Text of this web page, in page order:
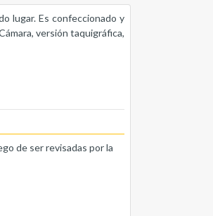
lugar. Es confeccionado y
versión taquigráfica,
de ser revisadas por la